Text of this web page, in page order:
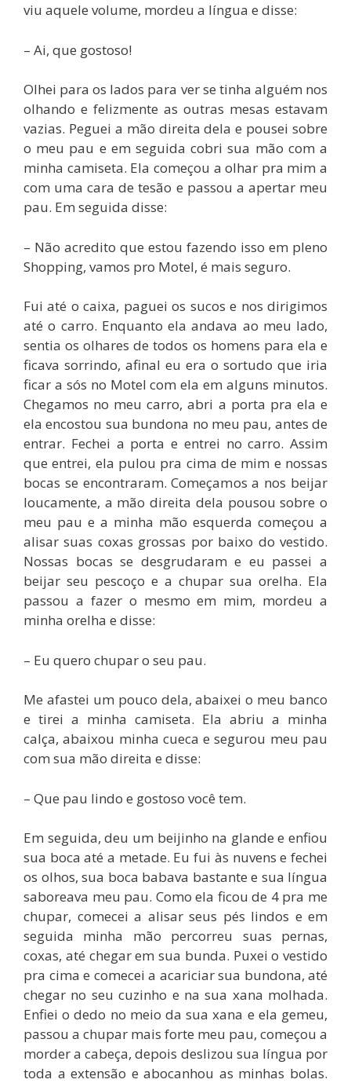
viu aquele volume, mordeu a língua e disse:
– Ai, que gostoso!
Olhei para os lados para ver se tinha alguém nos
olhando e felizmente as outras mesas estavam
vazias. Peguei a mão direita dela e pousei sobre
o meu pau e em seguida cobri sua mão com a
minha camiseta. Ela começou a olhar pra mim a
com uma cara de tesão e passou a apertar meu
pau. Em seguida disse:
– Não acredito que estou fazendo isso em pleno
Shopping, vamos pro Motel, é mais seguro.
Fui até o caixa, paguei os sucos e nos dirigimos
até o carro. Enquanto ela andava ao meu lado,
sentia os olhares de todos os homens para ela e
ficava sorrindo, afinal eu era o sortudo que iria
ficar a sós no Motel com ela em alguns minutos.
Chegamos no meu carro, abri a porta pra ela e
ela encostou sua bundona no meu pau, antes de
entrar. Fechei a porta e entrei no carro. Assim
que entrei, ela pulou pra cima de mim e nossas
bocas se encontraram. Começamos a nos beijar
loucamente, a mão direita dela pousou sobre o
meu pau e a minha mão esquerda começou a
alisar suas coxas grossas por baixo do vestido.
Nossas bocas se desgrudaram e eu passei a
beijar seu pescoço e a chupar sua orelha. Ela
passou a fazer o mesmo em mim, mordeu a
minha orelha e disse:
– Eu quero chupar o seu pau.
Me afastei um pouco dela, abaixei o meu banco
e tirei a minha camiseta. Ela abriu a minha
calça, abaixou minha cueca e segurou meu pau
com sua mão direita e disse:
– Que pau lindo e gostoso você tem.
Em seguida, deu um beijinho na glande e enfiou
sua boca até a metade. Eu fui às nuvens e fechei
os olhos, sua boca babava bastante e sua língua
saboreava meu pau. Como ela ficou de 4 pra me
chupar, comecei a alisar seus pés lindos e em
seguida minha mão percorreu suas pernas,
coxas, até chegar em sua bunda. Puxei o vestido
pra cima e comecei a acariciar sua bundona, até
chegar no seu cuzinho e na sua xana molhada.
Enfiei o dedo no meio da sua xana e ela gemeu,
passou a chupar mais forte meu pau, começou a
morder a cabeça, depois deslizou sua língua por
toda a extensão e abocanhou as minhas bolas.